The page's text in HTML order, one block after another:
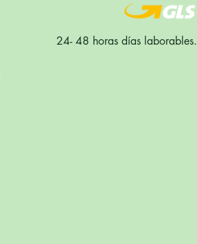
24- 48 horas días laborables.